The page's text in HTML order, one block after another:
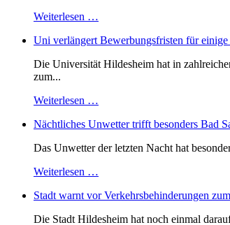
Weiterlesen …
Uni verlängert Bewerbungsfristen für einige
Die Universität Hildesheim hat in
zum...
Weiterlesen …
Nächtliches Unwetter trifft besonders Bad
Das Unwetter der letzten Nacht hat
Weiterlesen …
Stadt warnt vor Verkehrsbehinderungen
Die Stadt Hildesheim hat noch einmal